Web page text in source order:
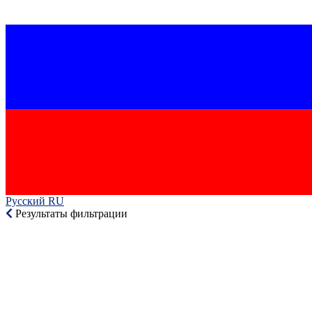
Русский RU‎
Результаты фильтрации